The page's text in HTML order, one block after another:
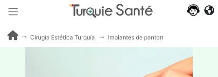
Cirugía Estética Turquía Implantes de pantorrillas